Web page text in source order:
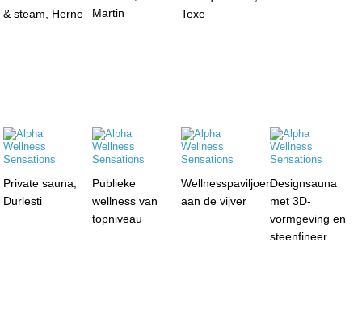
& steam, Herne
Martin
Texe
Private sauna,
Durlesti
Publieke
wellness van
topniveau
Wellnesspaviljoen
aan de vijver
Designsauna
met 3D-
vormgeving en
steenfineer